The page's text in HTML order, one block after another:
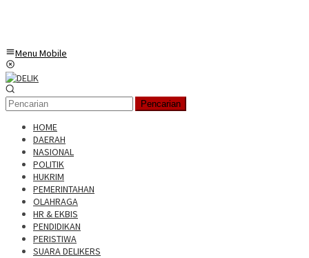
Menu Mobile
Pencarian
HOME
DAERAH
NASIONAL
POLITIK
HUKRIM
PEMERINTAHAN
OLAHRAGA
HR & EKBIS
PENDIDIKAN
PERISTIWA
SUARA DELIKERS